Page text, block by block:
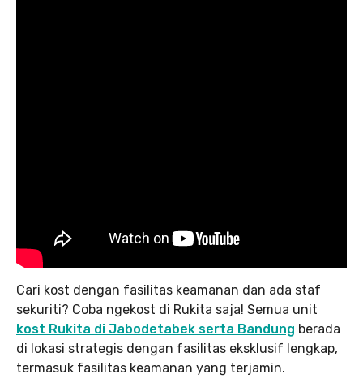
Cari kost dengan fasilitas keamanan dan ada staf
sekuriti? Coba ngekost di Rukita saja! Semua unit
kost Rukita di Jabodetabek serta Bandung berada
di lokasi strategis dengan fasilitas eksklusif lengkap,
termasuk fasilitas keamanan yang terjamin.